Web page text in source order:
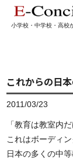
小学校・中学校・高校
これからの日
2011/03/23
「教育は教室内
これはボーディ
日本の多くの中